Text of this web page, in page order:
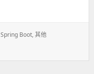
分
Spring Boot,其他